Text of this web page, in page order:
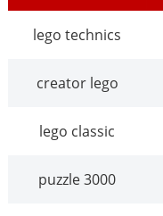
lego technics
creator lego
lego classic
puzzle 3000